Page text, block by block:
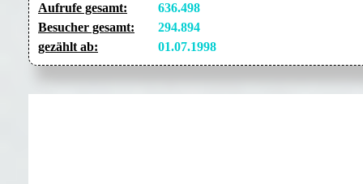
Aufrufe gesamt:
636.498
Besucher gesamt:
294.894
gezählt ab:
01.07.1998